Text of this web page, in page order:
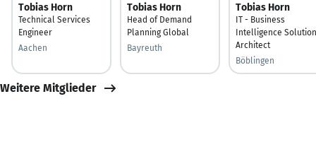
Tobias Horn
Technical Services
Engineer
Aachen
Tobias Horn
Head of Demand
Planning Global
Bayreuth
Tobias Horn
IT - Business
Intelligence Solution
Architect
Böblingen
Weitere Mitglieder